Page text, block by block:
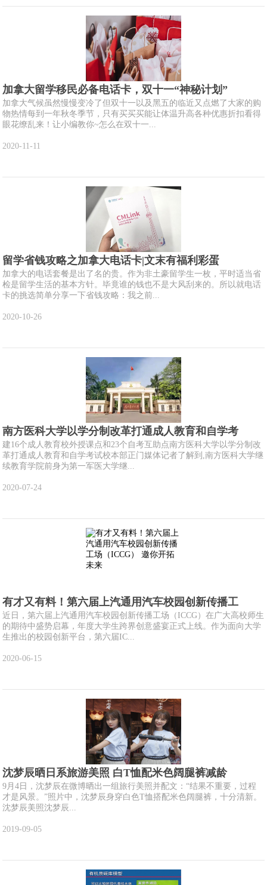
加拿大留学移民必备电话卡，双十一“神秘计划”
加拿大气候虽然慢慢变冷了但双十一以及黑五的临近又点燃了大家的购
物热情每到一年秋冬季节，只有买买买能让体温升高各种优惠折扣看得
眼花缭乱来！让小编教你~怎么在双十一...
2020-11-11
留学省钱攻略之加拿大电话卡|文末有福利彩蛋
加拿大的电话套餐是出了名的贵。作为非土豪留学生一枚，平时适当省
检是留学生活的基本方针。毕竟谁的钱也不是大风刮来的。所以就电话
卡的挑选简单分享一下省钱攻略：我之前...
2020-10-26
南方医科大学以学分制改革打通成人教育和自学考
建16个成人教育校外授课点和23个自考互助点南方医科大学以学分制改
革打通成人教育和自学考试校本部正门媒体记者了解到,南方医科大学继
续教育学院前身为第一军医大学继...
2020-07-24
有才又有料！第六届上汽通用汽车校园创新传播工
近日，第六届上汽通用汽车校园创新传播工场（ICCG）在广大高校师生
的期待中盛势启幕，年度大学生跨界创意盛宴正式上线。作为面向大学
生推出的校园创新平台，第六届IC...
2020-06-15
沈梦辰晒日系旅游美照 白T恤配米色阔腿裤减龄
9月4日，沈梦辰在微博晒出一组旅行美照并配文：“结果不重要，过程
才是风景。”照片中，沈梦辰身穿白色T恤搭配米色阔腿裤，十分清新。
沈梦辰美照沈梦辰...
2019-09-05